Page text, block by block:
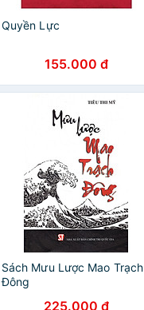
Quyền Lực
155.000 đ
Sách Mưu Lược Mao Trạch
Đông
225.000 đ